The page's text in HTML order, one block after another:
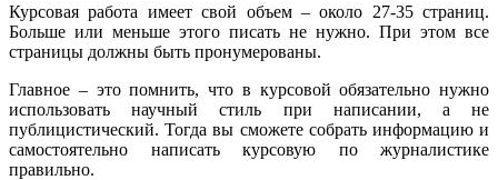
Курсовая работа имеет свой объем – около 27-35 страниц.
Больше или меньше этого писать не нужно. При этом все
страницы должны быть пронумерованы.
Главное – это помнить, что в курсовой обязательно нужно
использовать научный стиль при написании, а не
публицистический. Тогда вы сможете собрать информацию и
самостоятельно написать курсовую по журналистике
правильно.